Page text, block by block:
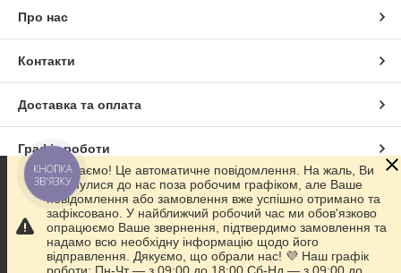
Про нас
Контакти
Доставка та оплата
Графік роботи
Повна версія сайту
Сайт створено на маркетплейсіProm.ua
👋 Вітаємо! Це автоматичне повідомлення. На жаль, Ви
звернулися до нас поза робочим графіком, але Ваше
повідомлення або замовлення вже успішно отримано та
зафіксовано. У найближчий робочий час ми обов'язково
опрацюємо Ваше звернення, підтвердимо замовлення та
надамо всю необхідну інформацію щодо його
відправлення. Дякуємо, що обрали нас! 💜 Наш графік
КНОПКА
ЗВ'ЯЗКУ